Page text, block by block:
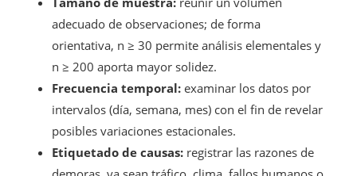
adecuado de observaciones; de forma
orientativa, n ≥ 30 permite análisis elementales y
n ≥ 200 aporta mayor solidez.
Frecuencia temporal: examinar los datos por
intervalos (día, semana, mes) con el fin de revelar
posibles variaciones estacionales.
Etiquetado de causas: registrar las razones de